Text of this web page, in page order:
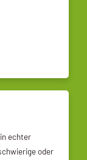
echter
oder